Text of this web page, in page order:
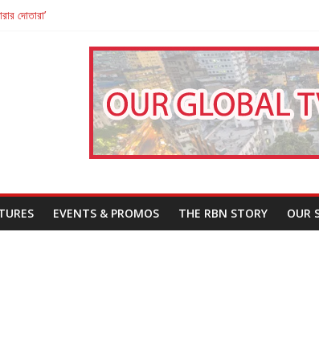
দোতারা’
That Challenges Our Understanding of Justice
EVENTS & PROMOS THE RBN STORY OUR